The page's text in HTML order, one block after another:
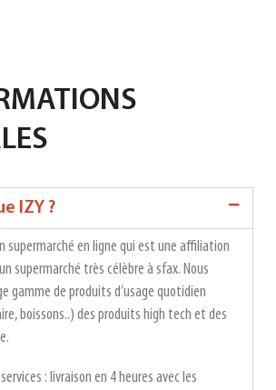
IZY ?
supermarché en ligne qui est une affiliation
supermarché très célèbre à sfax. Nous
gamme de produits d’usage quotidien
boissons..) des produits high tech et des
: livraison en 4 heures avec les